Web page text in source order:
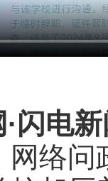
·闪电
网络问